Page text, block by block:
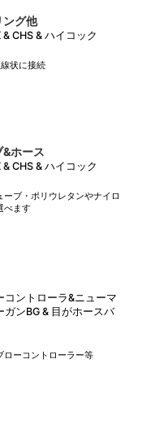
ング他
& CHS & ハイコック
状に接続
ホース
CHS & ハイコック
ーブ・ポリウレタンやナイロ
べます
コントローラ&ニューマ
ガンBG & 目がホースバ
ローコントローラー等